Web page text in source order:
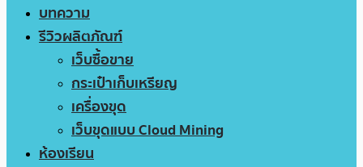
บทความ
รีวิวผลิตภัณฑ์
เว็บซื้อขาย
กระเป๋าเก็บเหรียญ
เครื่องขุด
เว็บขุดแบบ Cloud Mining
ห้องเรียน